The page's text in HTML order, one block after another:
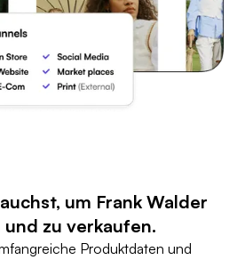
um Frank Walder
zu verkaufen.
Produktdaten und